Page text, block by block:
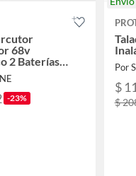
68v
2 Baterías
OBSEQUIO
-23%
Por
$
$